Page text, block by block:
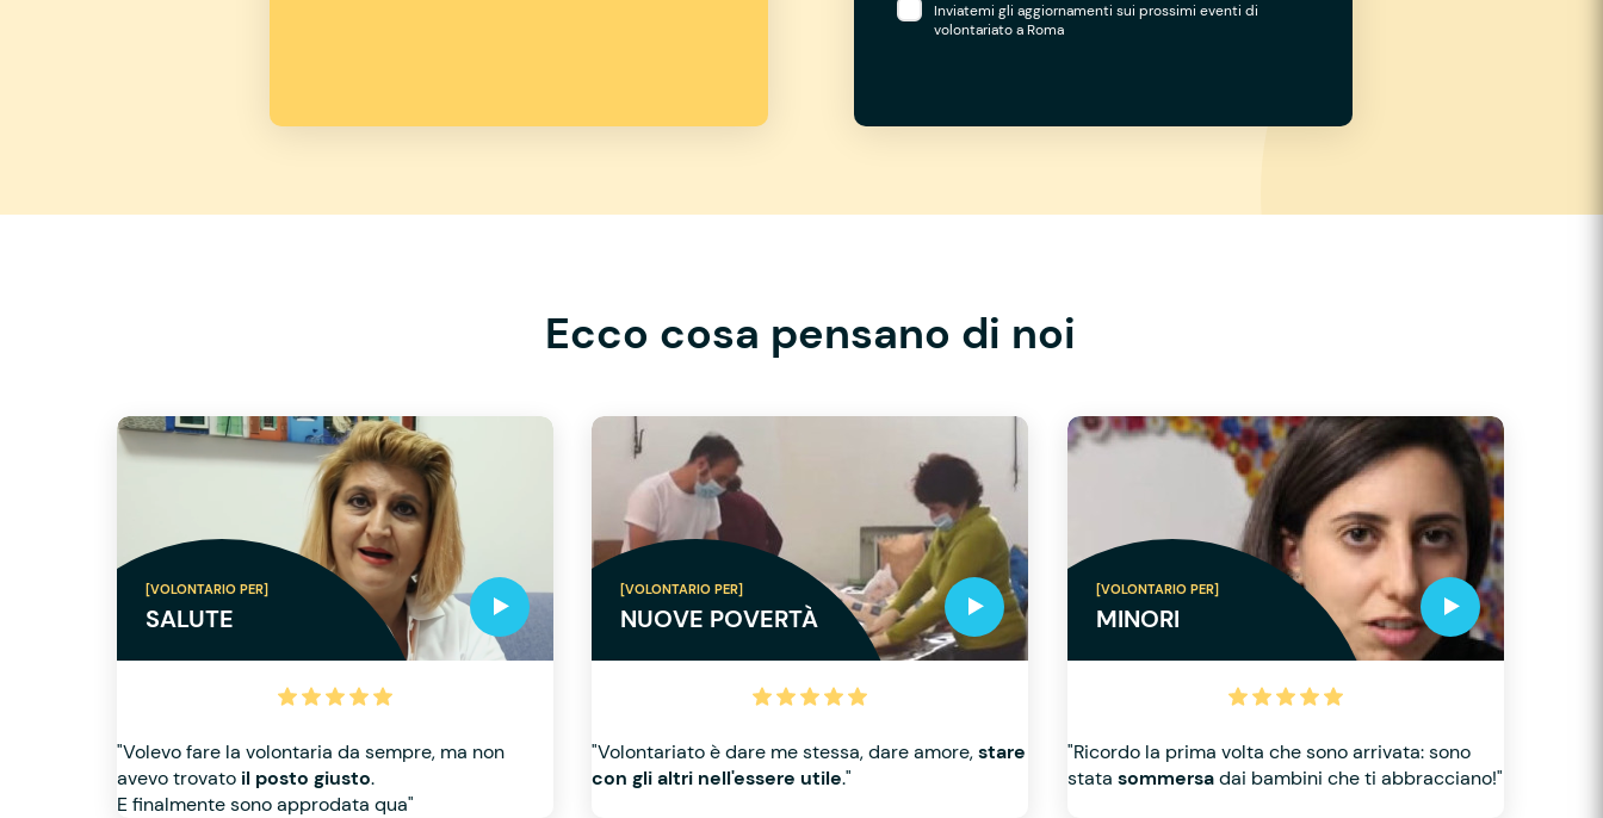
Inviatemi gli aggiornamenti sui prossimi eventi di
volontariato a Roma
Ecco cosa pensano di noi
[VOLONTARIO PER]
SALUTE
"Volevo fare la volontaria da sempre, ma non
avevo trovato il posto giusto.
E finalmente sono approdata qua"
[VOLONTARIO PER]
NUOVE POVERTÀ
"Volontariato è dare me stessa, dare amore,stare
con gli altri nell'essere utile."
[VOLONTARIO PER]
MINORI
"Ricordo la prima volta che sono arrivata: sono
stata sommersadai bambini che ti abbracciano!"